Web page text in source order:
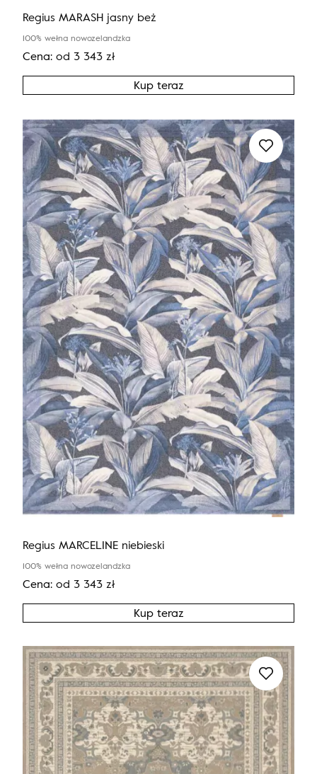
Regius MARASH jasny beż
100% wełna nowozelandzka
Cena: od 3 343 zł
Kup teraz
Regius MARCELINE niebieski
100% wełna nowozelandzka
Cena: od 3 343 zł
Kup teraz